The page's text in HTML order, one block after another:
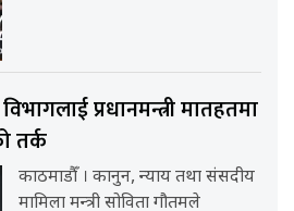
प्रधानमन्त्री मातहतमा
तर्क
काठमाडौँ । कानुन, न्याय तथा संसदीय
मामिला मन्त्री सोविता गौतमले